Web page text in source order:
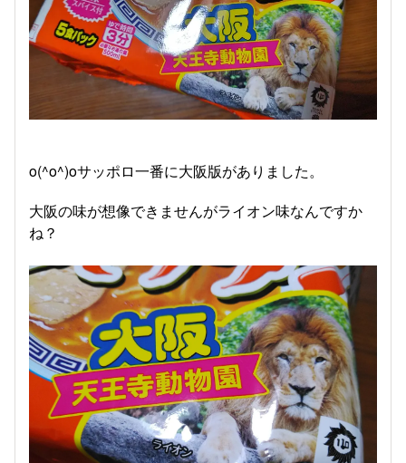
o(^o^)oサッポロ一番に大阪版がありました。
大阪の味が想像できませんがライオン味なんですか
ね？